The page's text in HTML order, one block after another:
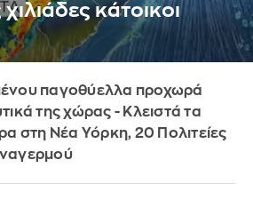
κάτοικοι
παγοθύελλα προχωρά
της χώρας - Κλειστά τα
στη Νέα Υόρκη, 20 Πολιτείες